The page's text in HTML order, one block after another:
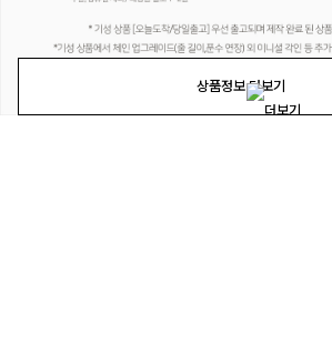
상품정보 더보기